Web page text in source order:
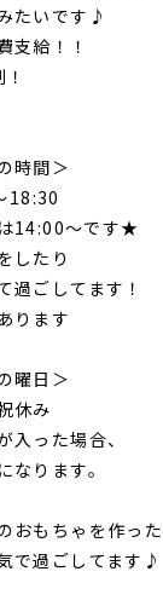
いです♪
給！！
間＞
14:00～です★
たり
ごしてます！
ます
日＞
み
た場合、
ます。
もちゃを作った
で過ごしてます♪